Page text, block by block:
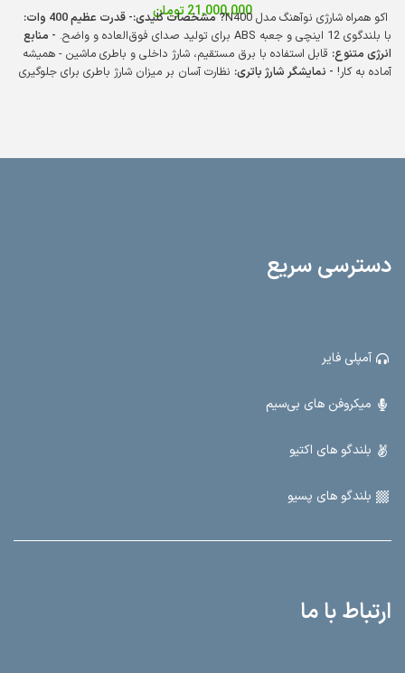
21,000,000تومان اکو همراه شارژی نوآهنگ مدل N400 ? مشخصات کلیدی:- قدرت عظیم 400 وات:
با بلندگوی 12 اینچی و جعبه ABS برای تولید صدای فوق‌العاده و واضح.
- منابع
انرژی متنوع: قابل استفاده با برق مستقیم، شارژ داخلی و باطری ماشین - همیشه
آماده به کار! - نمایشگر شارژ باتری: نظارت آسان بر میزان شارژ باطری برای جلوگیری
عرض 35 سانتیمتر و ارتفاع 58 سانتیمتر - مناسب برای هر فضا.
- وزن مناسب:
دسترسی سریع
آمپلی فایر
میکروفن های بی‌سیم
بلندگو های اکتیو
بلندگو های پسیو
ارتباط با ما